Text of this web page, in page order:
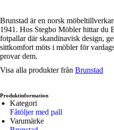
Brunstad är en norsk
1941. Hos Stegbo Möbler hittar du
fotpallar där skandinavisk design,
sittkomfort möts i möbler för
provar dem.
Visa alla produkter från Brunstad
Produktinformation
Kategori
Fåtöljer med pall
Varumärke